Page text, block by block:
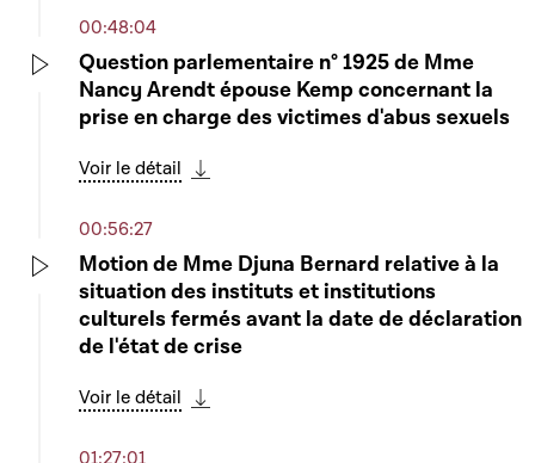
00:48:04
Question parlementaire n° 1925 de Mme
Nancy Arendt épouse Kemp concernant la
prise en charge des victimes d'abus sexuels
Voir le détail
00:56:27
Motion de Mme Djuna Bernard relative à la
situation des instituts et institutions
culturels fermés avant la date de déclaration
de l'état de crise
Voir le détail
01:27:01